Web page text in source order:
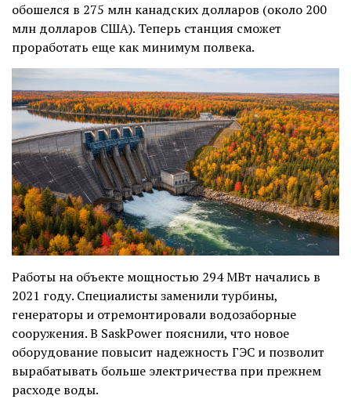
обошелся в 275 млн канадских долларов (около 200
млн долларов США). Теперь станция сможет
проработать еще как минимум полвека.
Работы на объекте мощностью 294 МВт начались в
2021 году. Специалисты заменили турбины,
генераторы и отремонтировали водозаборные
сооружения. В SaskPower пояснили, что новое
оборудование повысит надежность ГЭС и позволит
вырабатывать больше электричества при прежнем
расходе воды.